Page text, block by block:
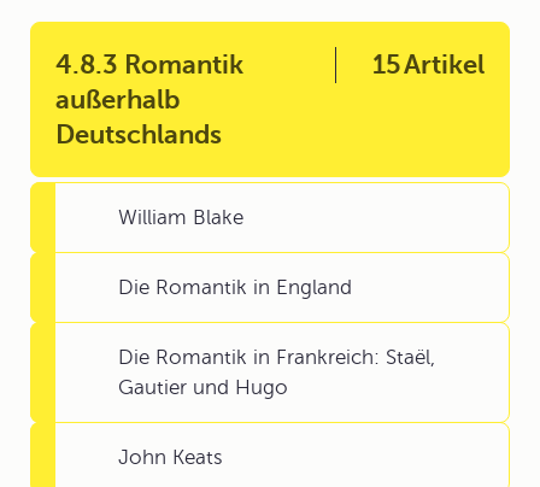
4.8.3 Romantik
außerhalb
Deutschlands
15Artikel
William Blake
Die Romantik in England
Die Romantik in Frankreich: Staël,
Gautier und Hugo
John Keats